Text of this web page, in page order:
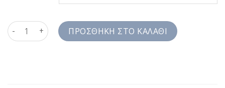
Επίσημα Πουκάμισα Σιέλ με Διπλές Μανσέτες Comfort Fit
ΠΡΟΣΘΉΚΗ ΣΤΟ ΚΑΛΆΘΙ